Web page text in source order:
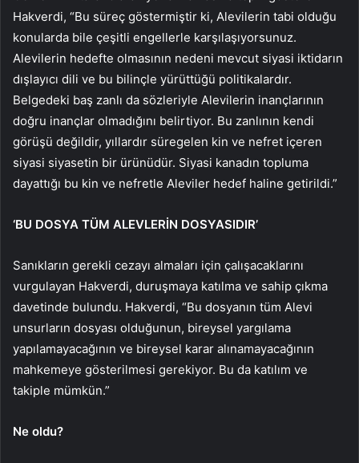
Hakverdi, “Bu süreç göstermiştir ki, Alevilerin tabi olduğu
konularda bile çeşitli engellerle karşılaşıyorsunuz.
Alevilerin hedefte olmasının nedeni mevcut siyasi iktidarın
dışlayıcı dili ve bu bilinçle yürüttüğü politikalardır.
Belgedeki baş zanlı da sözleriyle Alevilerin inançlarının
doğru inançlar olmadığını belirtiyor. Bu zanlının kendi
görüşü değildir, yıllardır süregelen kin ve nefret içeren
siyasi siyasetin bir ürünüdür. Siyasi kanadın topluma
dayattığı bu kin ve nefretle Aleviler hedef haline getirildi.”
‘BU DOSYA TÜM ALEVLERİN DOSYASIDIR’
Sanıkların gerekli cezayı almaları için çalışacaklarını
vurgulayan Hakverdi, duruşmaya katılma ve sahip çıkma
davetinde bulundu. Hakverdi, “Bu dosyanın tüm Alevi
unsurların dosyası olduğunun, bireysel yargılama
yapılamayacağının ve bireysel karar alınamayacağının
mahkemeye gösterilmesi gerekiyor. Bu da katılım ve
takiple mümkün.”
Ne oldu?